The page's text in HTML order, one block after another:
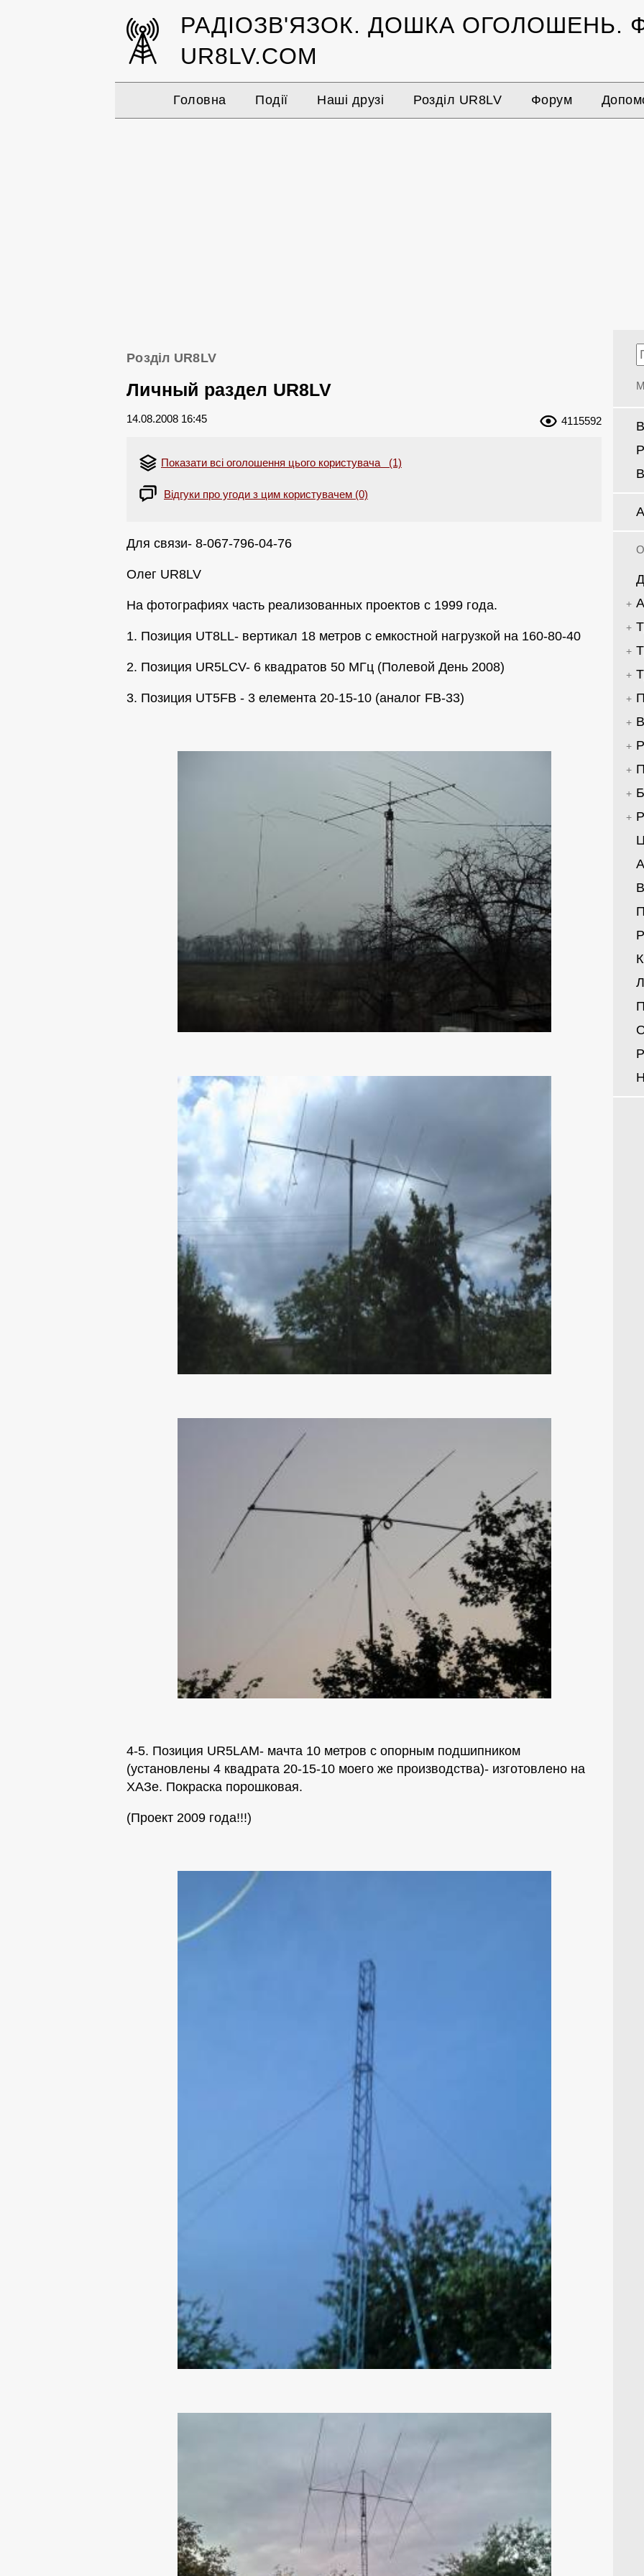
РАДІОЗВ'ЯЗОК. ДОШКА ОГОЛОШЕНЬ.
UR8LV.COM
Головна Події Наші друзі Розділ UR8LV Форум
Розділ UR8LV
Личный раздел UR8LV
14.08.2008 16:45 4115592
Показати всі оголошення цього користувача (1)
Відгуки про угоди з цим користувачем (0)
Для связи- 8-067-796-04-76
Олег UR8LV
На фотографиях часть реализованных проектов с 1999 года.
1. Позиция UT8LL- вертикал 18 метров с емкостной нагрузкой на 160-80-40
2. Позиция UR5LCV- 6 квадратов 50 МГц (Полевой День 2008)
3. Позиция UT5FB - 3 елемента 20-15-10 (аналог FB-33)
4-5. Позиция UR5LAM- мачта 10 метров с опорным подшипником
(установлены 4 квадрата 20-15-10 моего же производства)- изготовлено на
ХАЗе. Покраска порошковая.
(Проект 2009 года!!!)